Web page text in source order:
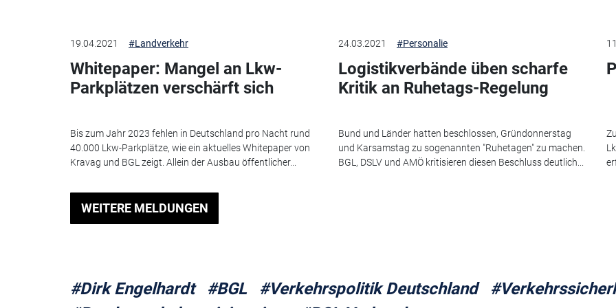
19.04.2021 #Landverkehr
Whitepaper: Mangel an Lkw-
Parkplätzen verschärft sich
Bis zum Jahr 2023 fehlen in Deutschland pro Nacht rund
40.000 Lkw-Parkplätze, wie ein aktuelles Whitepaper von
Kravag und BGL zeigt. Allein der Ausbau öffentlicher...
24.03.2021 #Personalie
Logistikverbände üben scharfe
Kritik an Ruhetags-Regelung
Bund und Länder hatten beschlossen, Gründonnerstag
und Karsamstag zu sogenannten "Ruhetagen" zu machen.
BGL, DSLV und AMÖ kritisieren diesen Beschluss deutlich...
WEITERE MELDUNGEN
#Dirk Engelhardt #BGL #Verkehrspolitik Deutschland